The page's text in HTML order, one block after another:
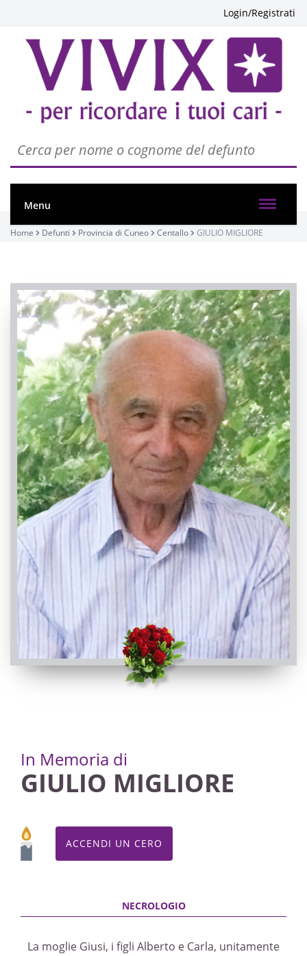
Login/Registrati
Menu
Home Defunti Provincia di Cuneo Centallo GIULIO MIGLIORE
In Memoria di
GIULIO MIGLIORE
ACCENDI UN CERO
La moglie Giusi, i figli Alberto e Carla, unitamente
PASSATE:
1° ANNIVERSARIO
Centallo, Chiesa Parrocchiale di Centallo - San
Giovanni Battista
22/07/2022 18:00
Visibile a tutti gli utenti
INVIA CONDOGLIANZE